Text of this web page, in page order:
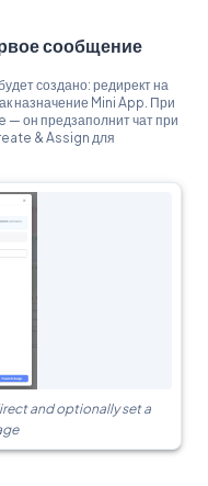
сообщение
создано: редирект на
назначение Mini App. При
он предзаполнит чат при
& Assign для
and optionally set a